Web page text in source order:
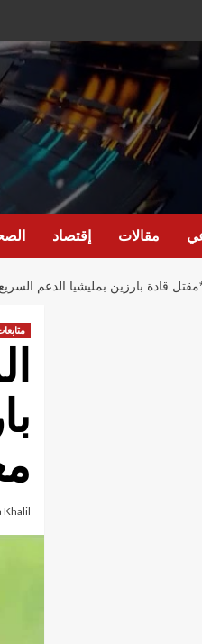
مقالات إقتصاد
قادة بارزين بمليشيا الدعم
Khalil